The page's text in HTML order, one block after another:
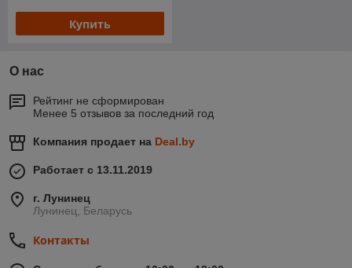
Купить
О нас
Рейтинг не сформирован
Менее 5 отзывов за последний год
Компания продает на Deal.by
Работает с 13.11.2019
г. Лунинец
Лунинец, Беларусь
Контакты